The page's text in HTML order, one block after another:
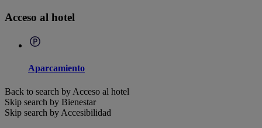
Acceso al hotel
Aparcamiento
Back to search by Acceso al hotel
Skip search by Bienestar
Skip search by Accesibilidad